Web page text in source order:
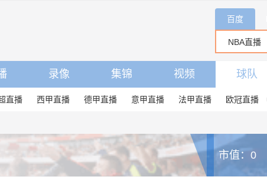
百度
录像 集锦 视频 球队
直播 西甲直播 德甲直播 意甲直播 法甲直播 欧冠直播
市值：0